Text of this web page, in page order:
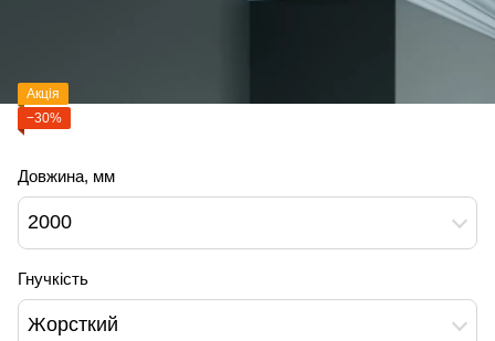
Акція
−30%
Довжина, мм
2000
Гнучкість
Жорсткий